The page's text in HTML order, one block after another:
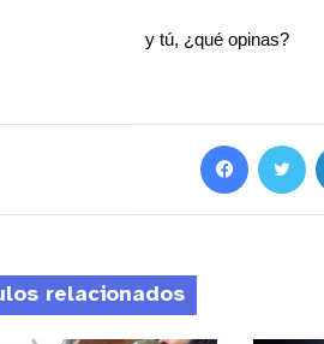
y tú, ¿qué opinas?
relacionados